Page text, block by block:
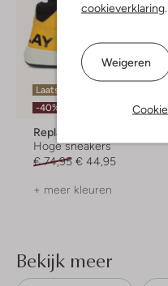
cookieverklaring.
Weigeren
Laatste maten
-40%
Replay
Hoge sneakers
€ 74,95 € 44,95
+ meer kleuren
Bekijk meer